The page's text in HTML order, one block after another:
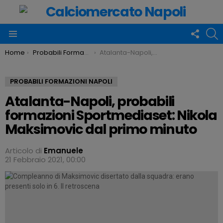
US
You are here:
Home Probabili Formazioni Napoli Atalanta-Napoli, probabili formazioni Sportmediaset: Nikola Maksimovic dal primo minuto
PROBABILI FORMAZIONI NAPOLI
Atalanta-Napoli, probabili
formazioni Sportmediaset: Nikola
Maksimovic dal primo minuto
Articolo di Emanuele
21 Febbraio 2021, 00:00